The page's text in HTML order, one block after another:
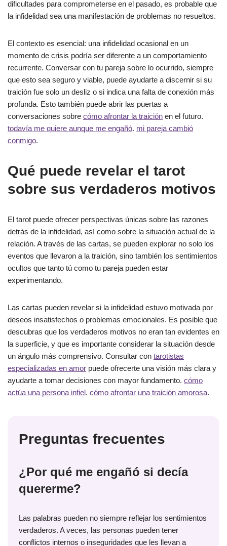
dificultades para comprometerse en el pasado, es probable que
la infidelidad sea una manifestación de problemas no resueltos.
El contexto es esencial: una infidelidad ocasional en un
momento de crisis podría ser diferente a un comportamiento
recurrente. Conversar con tu pareja sobre lo ocurrido, siempre
que esto sea seguro y viable, puede ayudarte a discernir si su
traición fue solo un desliz o si indica una falta de conexión más
profunda. Esto también puede abrir las puertas a
conversaciones sobre cómo afrontar la traición en el futuro.
todavía me quiere aunque me engañó. mi pareja cambió
conmigo.
Qué puede revelar el tarot
sobre sus verdaderos motivos
El tarot puede ofrecer perspectivas únicas sobre las razones
detrás de la infidelidad, así como sobre la situación actual de la
relación. A través de las cartas, se pueden explorar no solo los
eventos que llevaron a la traición, sino también los sentimientos
ocultos que tanto tú como tu pareja pueden estar
experimentando.
Las cartas pueden revelar si la infidelidad estuvo motivada por
deseos insatisfechos o problemas emocionales. Es posible que
descubras que los verdaderos motivos no eran tan evidentes en
la superficie, y que es importante considerar la situación desde
un ángulo más comprensivo. Consultar con tarotistas
especializadas en amor puede ofrecerte una visión más clara y
ayudarte a tomar decisiones con mayor fundamento. cómo
actúa una persona infiel. cómo afrontar una traición amorosa.
Preguntas frecuentes
¿Por qué me engañó si decía
quererme?
Las palabras pueden no siempre reflejar los sentimientos
verdaderos. A veces, las personas pueden tener
conflictos internos o inseguridades que les llevan a